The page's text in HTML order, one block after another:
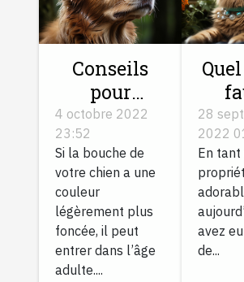
Conseils
pour
prendre
soin d'un
chien âgé
4 octobre 2022
23:52
Si la bouche de
votre chien a une
couleur
légèrement plus
foncée, il peut
entrer dans l’âge
adulte....
son
28
2022
En tant
avez
de...